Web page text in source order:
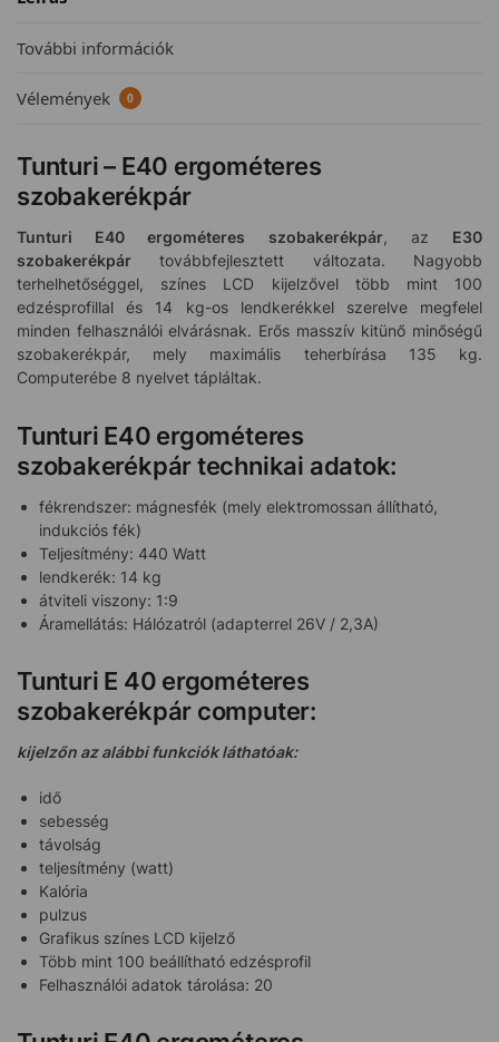
További információk
Vélemények 0
Tunturi – E40 ergométeres
szobakerékpár
Tunturi E40 ergométeres szobakerékpár, az E30
szobakerékpár továbbfejlesztett változata. Nagyobb
terhelhetőséggel, színes LCD kijelzővel több mint 100
edzésprofillal és 14 kg-os lendkerékkel szerelve megfelel
minden felhasználói elvárásnak. Erős masszív kitünő minőségű
szobakerékpár, mely maximális teherbírása 135 kg.
Computerébe 8 nyelvet tápláltak.
Tunturi E40 ergométeres
szobakerékpár technikai adatok:
fékrendszer: mágnesfék (mely elektromossan állítható,
indukciós fék)
Teljesítmény: 440 Watt
lendkerék: 14 kg
átviteli viszony: 1:9
Áramellátás: Hálózatról (adapterrel 26V / 2,3A)
Tunturi E 40 ergométeres
szobakerékpár computer:
kijelzőn az alábbi funkciók láthatóak:
idő
sebesség
távolság
teljesítmény (watt)
Kalória
pulzus
Grafikus színes LCD kijelző
Több mint 100 beállítható edzésprofil
Felhasználói adatok tárolása: 20